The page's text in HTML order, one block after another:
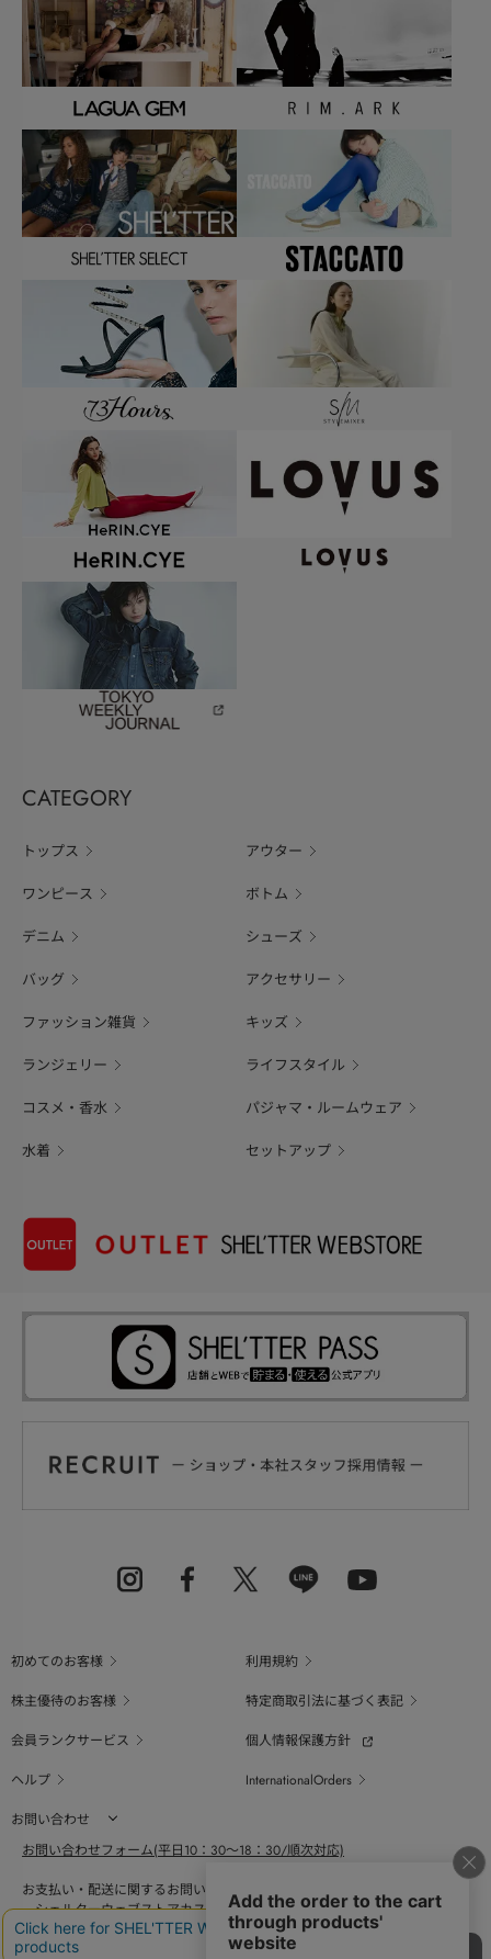
CATEGORY
トップス アウター
ワンピース ボトム
デニム シューズ
バッグ アクセサリー
ファッション雑貨 キッズ
ランジェリー ライフスタイル
コスメ・香水 パジャマ・ルームウェア
水着 セットアップ
初めてのお客様
利用規約
株主優待のお客様
特定商取引法に基づく表記
会員ランクサービス
個人情報保護方針
ヘルプ
InternationalOrders
お問い合わせ
お問い合わせフォーム(平日10：30～18：30/順次対応)
お支払い・配送に関するお問い合わせ（平日10：30～18：00）
シェルターウェブストアカスタマーセンター
0800-123-6820
商品の素材、サイズ、仕様等に関するお問い合せ（平日10：30～18：00）